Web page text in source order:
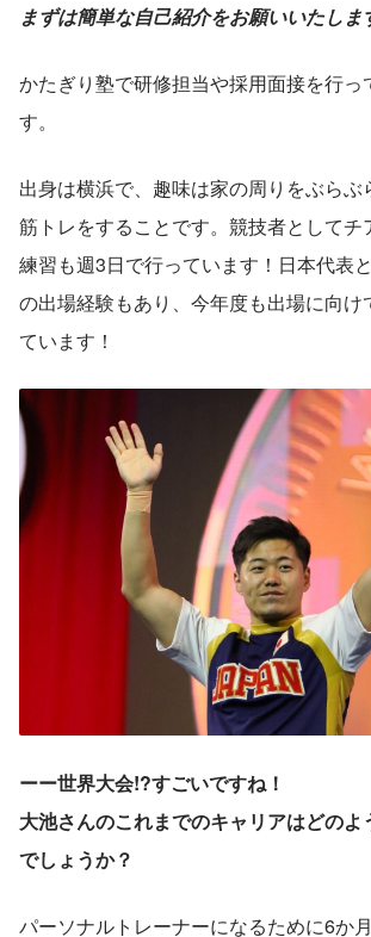
まずは簡単な自己紹介をお願いいたしま
かたぎり塾で研修担当や採用面接を行っ
す。
出身は横浜で、趣味は家の周りをぶら
筋トレをすることです。競技者としてチ
練習も週3日で行っています！日本代表
の出場経験もあり、今年度も出場に向け
ています！
ーー世界大会!?すごいですね！
大池さんのこれまでのキャリアはどの
でしょうか？
パーソナルトレーナーになるために6か